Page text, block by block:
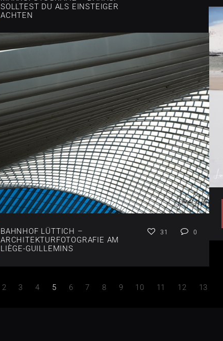
SOLLTEST DU ALS EINSTEIGER
ACHTEN
BAHNHOF LÜTTICH –
ARCHITEKTURFOTOGRAFIE AM
LIÈGE-GUILLEMINS
31 0
2 3 4 5 6 7 8 9 10 11 12 13